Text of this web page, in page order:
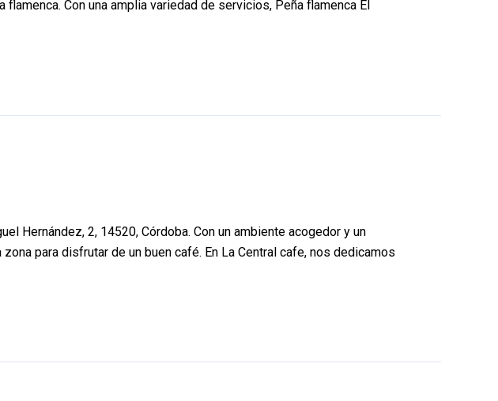
Con una amplia variedad de servicios, Peña flamenca El
Hernández, 2, 14520, Córdoba. Con un ambiente acogedor y un
para disfrutar de un buen café. En La Central cafe, nos dedicamos